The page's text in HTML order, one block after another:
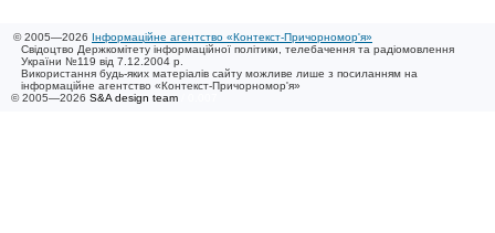
© 2005—2026 Інформаційне агентство «Контекст-Причорномор'я»
Свідоцтво Держкомітету інформаційної політики, телебачення та радіомовлення
України №119 від 7.12.2004 р.
Використання будь-яких матеріалів сайту можливе лише з посиланням на
інформаційне агентство «Контекст-Причорномор'я»
© 2005—2026 S&A design team